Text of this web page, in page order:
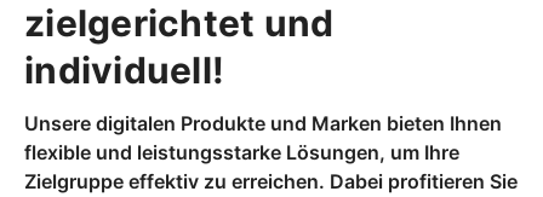
zielgerichtet und
individuell!
Unsere digitalen Produkte und Marken bieten Ihnen
flexible und leistungsstarke Lösungen, um Ihre
Zielgruppe effektiv zu erreichen. Dabei profitieren Sie